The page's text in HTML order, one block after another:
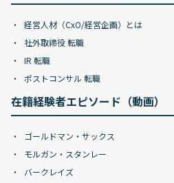
経営人材（CxO/経営企画）とは
社外取締役 転職
IR 転職
ポストコンサル 転職
在籍経験者エピソード（動画）
ゴールドマン・サックス
モルガン・スタンレー
バークレイズ